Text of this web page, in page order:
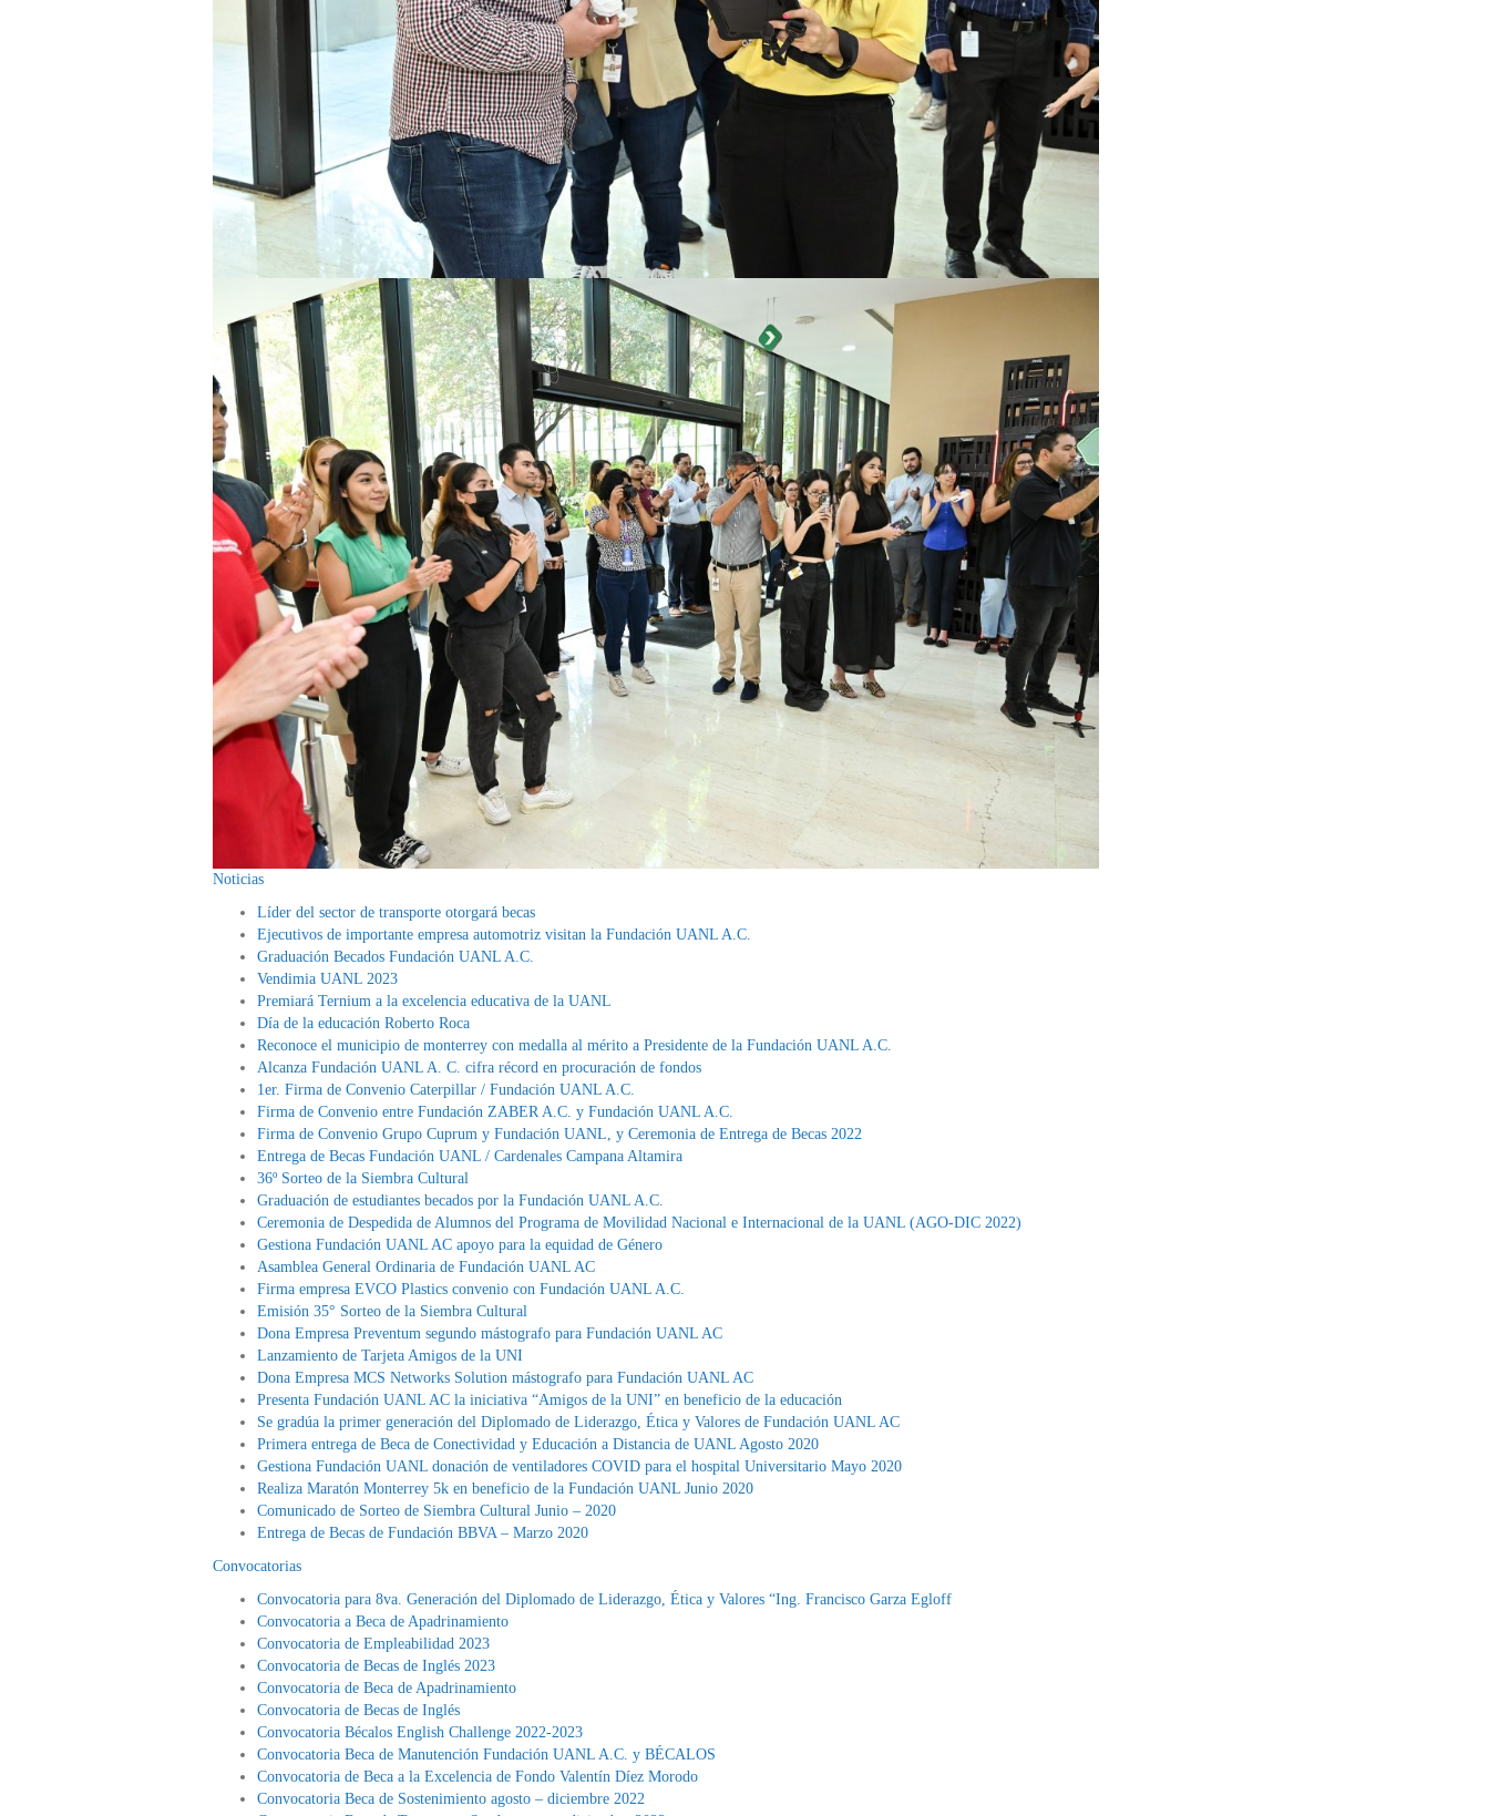
Noticias
Líder del sector de transporte otorgará becas
Ejecutivos de importante empresa automotriz visitan la Fundación UANL A.C.
Graduación Becados Fundación UANL A.C.
Vendimia UANL 2023
Premiará Ternium a la excelencia educativa de la UANL
Día de la educación Roberto Roca
Reconoce el municipio de monterrey con medalla al mérito a Presidente de la Fundación UANL A.C.
Alcanza Fundación UANL A. C. cifra récord en procuración de fondos
1er. Firma de Convenio Caterpillar / Fundación UANL A.C.
Firma de Convenio entre Fundación ZABER A.C. y Fundación UANL A.C.
Firma de Convenio Grupo Cuprum y Fundación UANL, y Ceremonia de Entrega de Becas 2022
Entrega de Becas Fundación UANL / Cardenales Campana Altamira
36º Sorteo de la Siembra Cultural
Graduación de estudiantes becados por la Fundación UANL A.C.
Ceremonia de Despedida de Alumnos del Programa de Movilidad Nacional e Internacional de la UANL (AGO-DIC 2022)
Gestiona Fundación UANL AC apoyo para la equidad de Género
Asamblea General Ordinaria de Fundación UANL AC
Firma empresa EVCO Plastics convenio con Fundación UANL A.C.
Emisión 35° Sorteo de la Siembra Cultural
Dona Empresa Preventum segundo mástografo para Fundación UANL AC
Lanzamiento de Tarjeta Amigos de la UNI
Dona Empresa MCS Networks Solution mástografo para Fundación UANL AC
Presenta Fundación UANL AC la iniciativa “Amigos de la UNI” en beneficio de la educación
Se gradúa la primer generación del Diplomado de Liderazgo, Ética y Valores de Fundación UANL AC
Primera entrega de Beca de Conectividad y Educación a Distancia de UANL Agosto 2020
Gestiona Fundación UANL donación de ventiladores COVID para el hospital Universitario Mayo 2020
Realiza Maratón Monterrey 5k en beneficio de la Fundación UANL Junio 2020
Comunicado de Sorteo de Siembra Cultural Junio – 2020
Entrega de Becas de Fundación BBVA – Marzo 2020
Convocatorias
Convocatoria para 8va. Generación del Diplomado de Liderazgo, Ética y Valores “Ing. Francisco Garza Egloff
Convocatoria a Beca de Apadrinamiento
Convocatoria de Empleabilidad 2023
Convocatoria de Becas de Inglés 2023
Convocatoria de Beca de Apadrinamiento
Convocatoria de Becas de Inglés
Convocatoria Bécalos English Challenge 2022-2023
Convocatoria Beca de Manutención Fundación UANL A.C. y BÉCALOS
Convocatoria de Beca a la Excelencia de Fondo Valentín Díez Morodo
Convocatoria Beca de Sostenimiento agosto – diciembre 2022